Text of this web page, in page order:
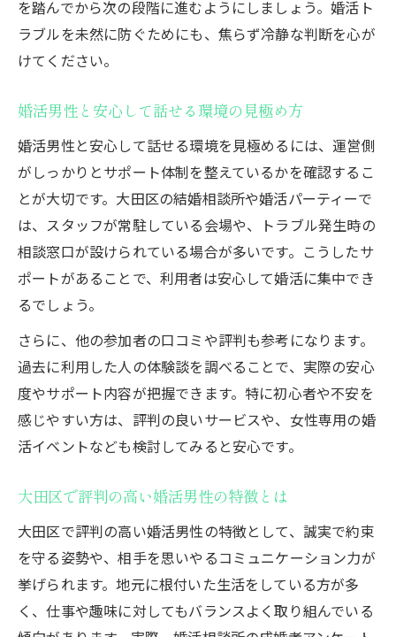
婚活男性と自然な出会いを促す相談所の活
用法
【本気で結婚したい方へ】無料婚活相談の
を踏んでから次の段階に進むようにしましょう。婚活ト
ラブルを未然に防ぐためにも、焦らず冷静な判断を心が
けてください。
婚活男性と安心して話せる環境の見極め方
婚活男性と安心して話せる環境を見極めるには、運営側
がしっかりとサポート体制を整えているかを確認するこ
とが大切です。大田区の結婚相談所や婚活パーティーで
は、スタッフが常駐している会場や、トラブル発生時の
相談窓口が設けられている場合が多いです。こうしたサ
ポートがあることで、利用者は安心して婚活に集中でき
るでしょう。
さらに、他の参加者の口コミや評判も参考になります。
過去に利用した人の体験談を調べることで、実際の安心
度やサポート内容が把握できます。特に初心者や不安を
感じやすい方は、評判の良いサービスや、女性専用の婚
活イベントなども検討してみると安心です。
大田区で評判の高い婚活男性の特徴とは
大田区で評判の高い婚活男性の特徴として、誠実で約束
を守る姿勢や、相手を思いやるコミュニケーション力が
挙げられます。地元に根付いた生活をしている方が多
く、仕事や趣味に対してもバランスよく取り組んでいる